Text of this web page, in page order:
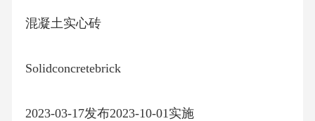
混凝土实心砖
Solidconcretebrick
2023-03-17发布2023-10-01实施